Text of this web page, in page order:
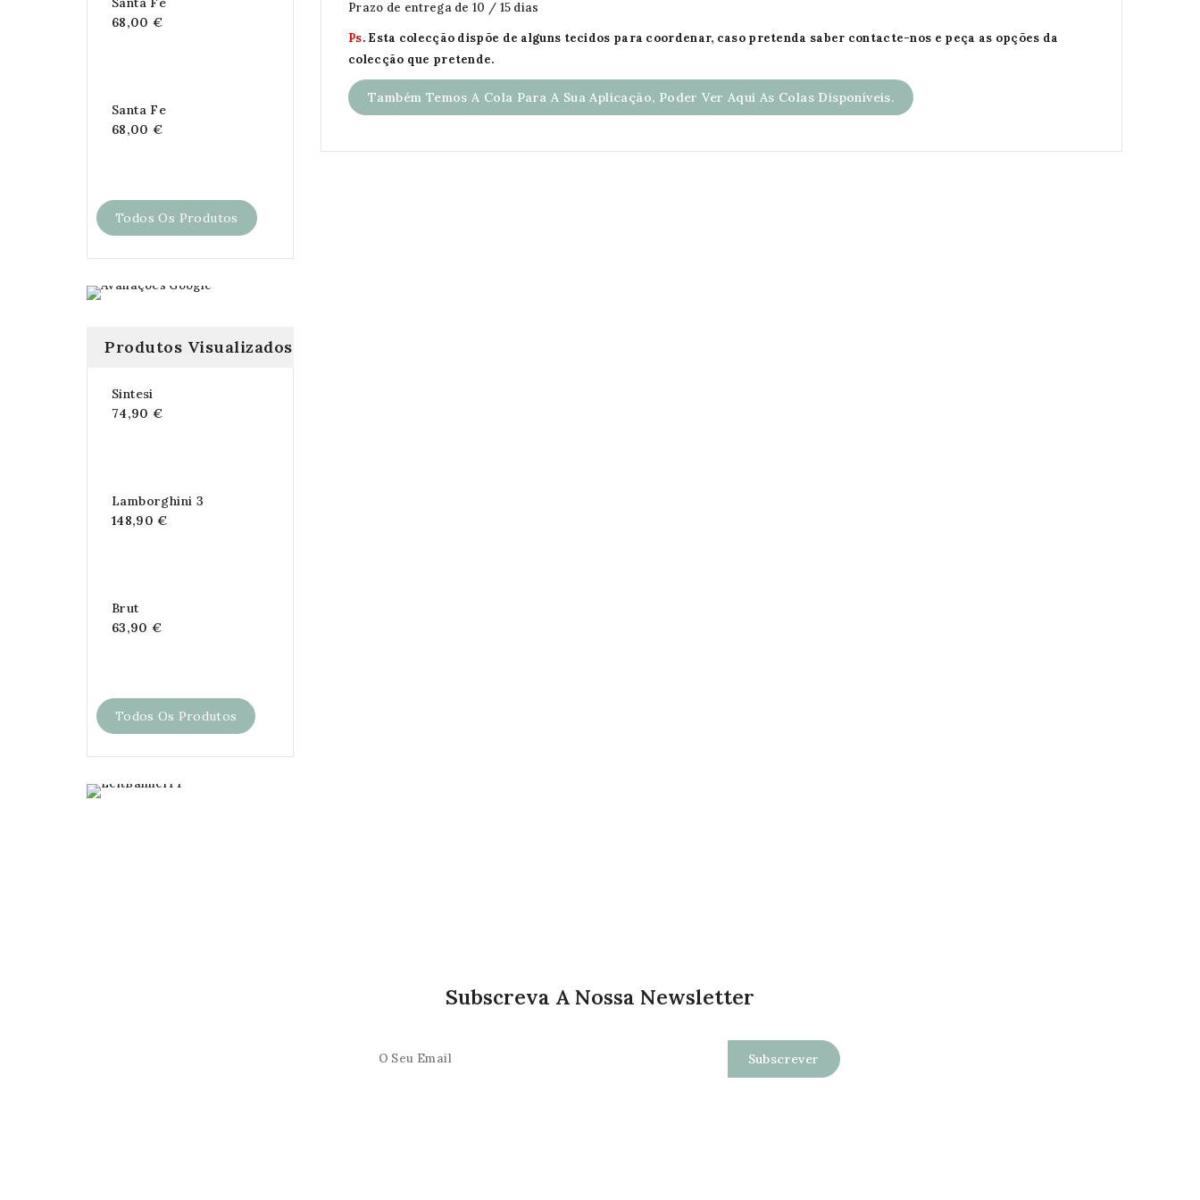
68,00 €
Santa Fe
68,00 €
Todos Os Produtos
Produtos Visualizados
Sintesi
74,90 €
Lamborghini 3
148,90 €
Brut
63,90 €
Todos Os Produtos
Prazo de entrega de 10 / 15 dias
Ps. Esta colecção dispõe de alguns tecidos para coordenar, caso pretenda saber contacte-nos e peça as opções da
colecção que pretende.
Também Temos A Cola Para A Sua Aplicação, Poder Ver Aqui As Colas Disponíveis.
Subscreva A Nossa Newsletter